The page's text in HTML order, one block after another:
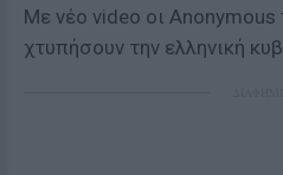
Με νέο video οι Anonymous
χτυπήσουν την ελληνική